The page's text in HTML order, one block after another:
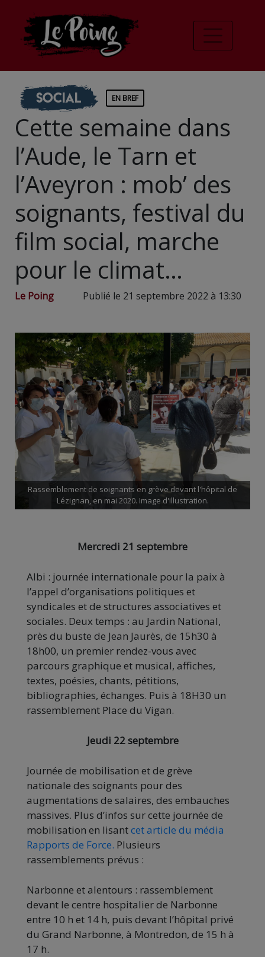
Social EN BREF
Cette semaine dans
l’Aude, le Tarn et
l’Aveyron : mob’ des
soignants, festival du
film social, marche
pour le climat…
Le Poing Publié le 21 septembre 2022 à 13:30
Rassemblement de soignants en grève devant l'hôpital de
Lézignan, en mai 2020. Image d'illustration.
Mercredi 21 septembre
Albi : journée internationale pour la paix à
l’appel d’organisations politiques et
syndicales et de structures associatives et
sociales. Deux temps : au Jardin National,
près du buste de Jean Jaurès, de 15h30 à
18h00, un premier rendez-vous avec
parcours graphique et musical, affiches,
textes, poésies, chants, pétitions,
bibliographies, échanges. Puis à 18H30 un
rassemblement Place du Vigan.
Jeudi 22 septembre
Journée de mobilisation et de grève
nationale des soignants pour des
augmentations de salaires, des embauches
massives. Plus d’infos sur cette journée de
mobilisation en lisantcet article du média
Rapports de Force. Plusieurs
rassemblements prévus :
Narbonne et alentours : rassemblement
devant le centre hospitalier de Narbonne
entre 10 h et 14 h, puis devant l’hôpital privé
du Grand Narbonne, à Montredon, de 15 h à
17 h.